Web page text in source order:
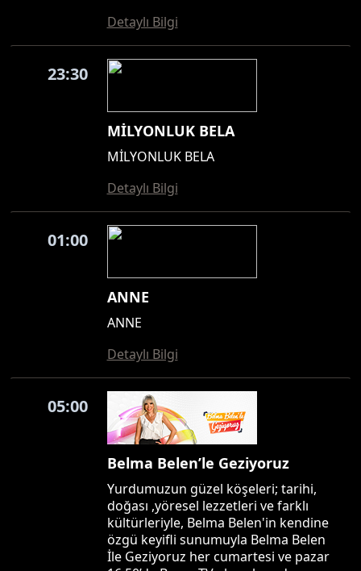
Detaylı Bilgi
23:30
MİLYONLUK BELA
MİLYONLUK BELA
Detaylı Bilgi
01:00
ANNE
ANNE
Detaylı Bilgi
05:00
Belma Belen’le Geziyoruz
Yurdumuzun güzel köşeleri; tarihi,
doğası ,yöresel lezzetleri ve farklı
kültürleriyle, Belma Belen'in kendine
özgü keyifli sunumuyla Belma Belen
İle Geziyoruz her cumartesi ve pazar